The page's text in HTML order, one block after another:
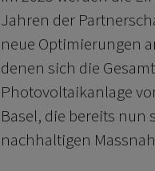
Jahren der
neue Optimierungen
denen sich die
Photovoltaikanlage
Basel, die bereits nun
nachhaltigen